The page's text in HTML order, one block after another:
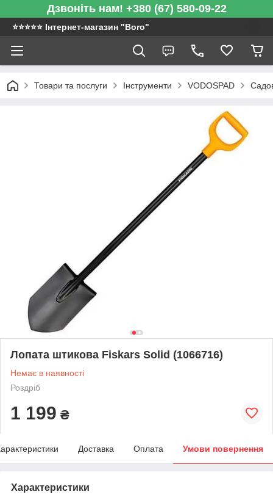
Дзвоніть нам! +380 (67) 580-09-22
⭐️⭐️⭐️⭐️⭐️ Інтернет-магазин "Boro"
Товари та послуги Інструменти VODOSPAD
Лопата штикова Fiskars Solid (1066716)
Немає в наявності
Роздріб
1 199 ₴
Доставка Оплата Умови повернення
Характеристики